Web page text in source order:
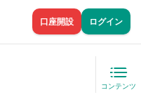
口座開設 ログイン
コンテンツ